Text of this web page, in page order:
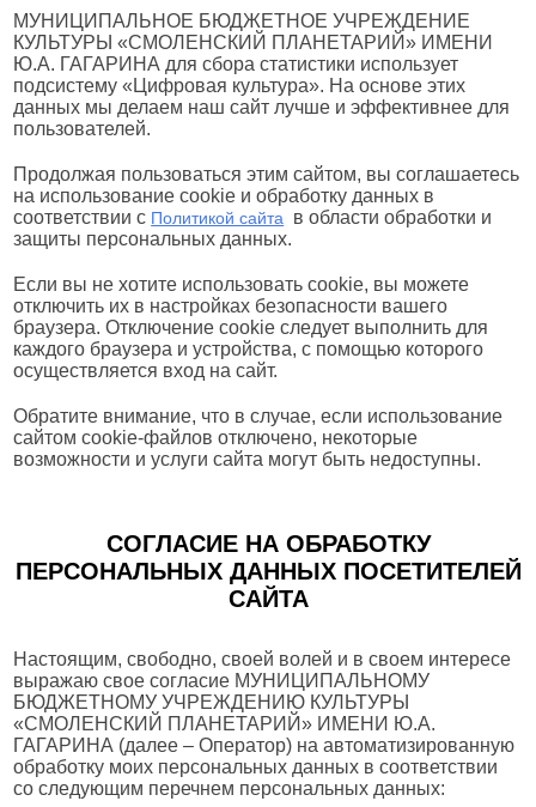
МУНИЦИПАЛЬНОЕ БЮДЖЕТНОЕ УЧРЕЖДЕНИЕ
КУЛЬТУРЫ «СМОЛЕНСКИЙ ПЛАНЕТАРИЙ» ИМЕНИ
Ю.А. ГАГАРИНА для сбора статистики использует
подсистему «Цифровая культура». На основе этих
данных мы делаем наш сайт лучше и эффективнее для
пользователей.
Продолжая пользоваться этим сайтом, вы соглашаетесь
на использование cookie и обработку данных в
соответствии с Политикой сайта
в области обработки и
защиты персональных данных.
Если вы не хотите использовать cookie, вы можете
отключить их в настройках безопасности вашего
браузера. Отключение cookie следует выполнить для
каждого браузера и устройства, с помощью которого
осуществляется вход на сайт.
Обратите внимание, что в случае, если использование
сайтом cookie-файлов отключено, некоторые
возможности и услуги сайта могут быть недоступны.
СОГЛАСИЕ НА ОБРАБОТКУ
ПЕРСОНАЛЬНЫХ ДАННЫХ ПОСЕТИТЕЛЕЙ
САЙТА
Настоящим, свободно, своей волей и в своем интересе
выражаю свое согласие МУНИЦИПАЛЬНОМУ
БЮДЖЕТНОМУ УЧРЕЖДЕНИЮ КУЛЬТУРЫ
«СМОЛЕНСКИЙ ПЛАНЕТАРИЙ» ИМЕНИ Ю.А.
ГАГАРИНА (далее – Оператор) на автоматизированную
обработку моих персональных данных в соответствии
со следующим перечнем персональных данных: